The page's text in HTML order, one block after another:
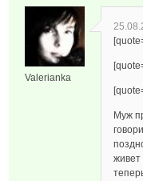
Valerianka
Муж
живет